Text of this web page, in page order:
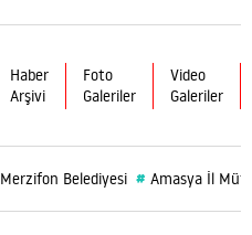
Haber
Arşivi
Foto
Galeriler
Video
Galeriler
Merzifon Belediyesi # Amasya İl